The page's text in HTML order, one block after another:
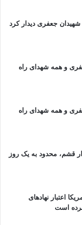
شهیدان جعفری دیدار کرد
و همه شهدای راه
و همه شهدای راه
قشم، محدود به یک روز
اعتبار نهادهای
است